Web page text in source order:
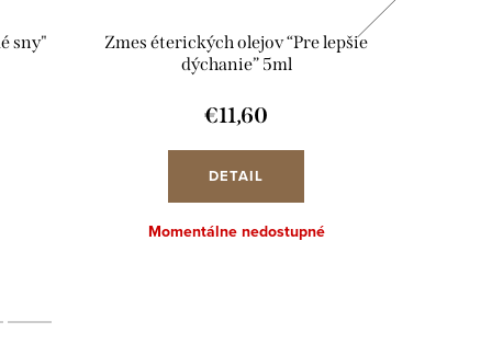
sny"
Zmes éterických olejov “Pre lepšie
dýchanie” 5ml
€11,60
DETAIL
Momentálne nedostupné